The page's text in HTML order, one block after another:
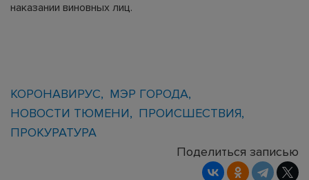
наказании виновных лиц.
КОРОНАВИРУС
МЭР ГОРОДА
НОВОСТИ ТЮМЕНИ
ПРОИСШЕСТВИЯ
ПРОКУРАТУРА
Поделиться записью